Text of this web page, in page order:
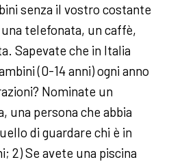
senza il vostro costante
telefonata, un caffè,
Sapevate che in Italia
(0-14 anni) ogni anno
Nominate un
una persona che abbia
di guardare chi è in
2) Se avete una piscina